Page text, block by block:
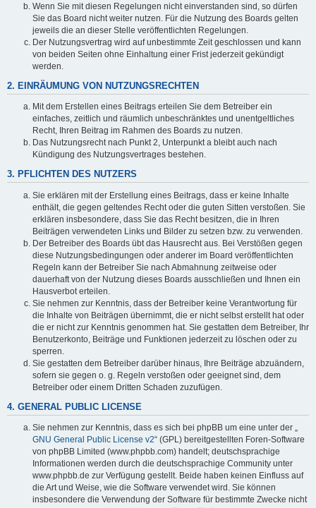
Wenn Sie mit diesen Regelungen nicht einverstanden sind, so dürfen
Sie das Board nicht weiter nutzen. Für die Nutzung des Boards gelten
jeweils die an dieser Stelle veröffentlichten Regelungen.
Der Nutzungsvertrag wird auf unbestimmte Zeit geschlossen und kann
von beiden Seiten ohne Einhaltung einer Frist jederzeit gekündigt
werden.
2. EINRÄUMUNG VON NUTZUNGSRECHTEN
Mit dem Erstellen eines Beitrags erteilen Sie dem Betreiber ein
einfaches, zeitlich und räumlich unbeschränktes und unentgeltliches
Recht, Ihren Beitrag im Rahmen des Boards zu nutzen.
Das Nutzungsrecht nach Punkt 2, Unterpunkt a bleibt auch nach
Kündigung des Nutzungsvertrages bestehen.
3. PFLICHTEN DES NUTZERS
Sie erklären mit der Erstellung eines Beitrags, dass er keine Inhalte
enthält, die gegen geltendes Recht oder die guten Sitten verstoßen. Sie
erklären insbesondere, dass Sie das Recht besitzen, die in Ihren
Beiträgen verwendeten Links und Bilder zu setzen bzw. zu verwenden.
Der Betreiber des Boards übt das Hausrecht aus. Bei Verstößen gegen
diese Nutzungsbedingungen oder anderer im Board veröffentlichten
Regeln kann der Betreiber Sie nach Abmahnung zeitweise oder
dauerhaft von der Nutzung dieses Boards ausschließen und Ihnen ein
Hausverbot erteilen.
Sie nehmen zur Kenntnis, dass der Betreiber keine Verantwortung für
die Inhalte von Beiträgen übernimmt, die er nicht selbst erstellt hat oder
die er nicht zur Kenntnis genommen hat. Sie gestatten dem Betreiber, Ihr
Benutzerkonto, Beiträge und Funktionen jederzeit zu löschen oder zu
sperren.
Sie gestatten dem Betreiber darüber hinaus, Ihre Beiträge abzuändern,
sofern sie gegen o. g. Regeln verstoßen oder geeignet sind, dem
Betreiber oder einem Dritten Schaden zuzufügen.
4. GENERAL PUBLIC LICENSE
Sie nehmen zur Kenntnis, dass es sich bei phpBB um eine unter der „
GNU General Public License v2“ (GPL) bereitgestellten Foren-Software
von phpBB Limited (www.phpbb.com) handelt; deutschsprachige
Informationen werden durch die deutschsprachige Community unter
www.phpbb.de zur Verfügung gestellt. Beide haben keinen Einfluss auf
die Art und Weise, wie die Software verwendet wird. Sie können
insbesondere die Verwendung der Software für bestimmte Zwecke nicht